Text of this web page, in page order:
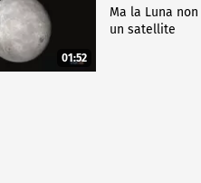
01:52
Ma la Luna
un satellite